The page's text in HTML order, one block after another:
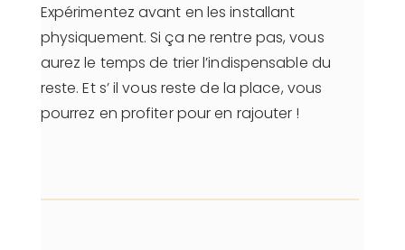
Expérimentez avant en les installant
physiquement. Si ça ne rentre pas, vous
aurez le temps de trier l’indispensable du
reste. Et s’ il vous reste de la place, vous
pourrez en profiter pour en rajouter !